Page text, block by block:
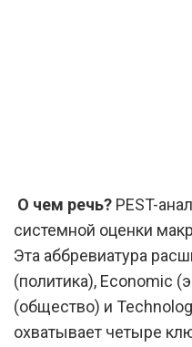
О чем речь? PEST-
системной оценки
Эта аббревиатура
(политика), Economic
(общество) и
охватывает четыре